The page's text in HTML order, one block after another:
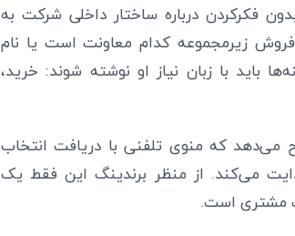
فکرکردن درباره ساختار داخلی شرکت به
زیرمجموعه کدام معاونت است یا نام
با زبان نیاز او نوشته شوند: خرید،
که منوی تلفنی با دریافت انتخاب
می‌کند. از منظر برندینگ این فقط یک
مشتری است.